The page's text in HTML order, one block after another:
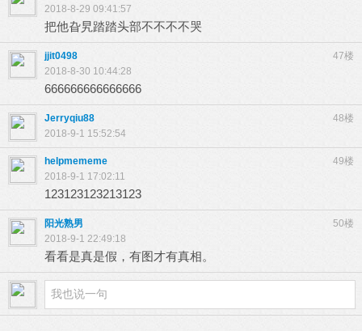
2018-8-29 09:41:57
把他旮旯踏踏头部不不不不哭
47楼
jjit0498
2018-8-30 10:44:28
666666666666666
48楼
Jerryqiu88
2018-9-1 15:52:54
49楼
helpmememe
2018-9-1 17:02:11
123123123213123
50楼
阳光熟男
2018-9-1 22:49:18
看看是真是假，有图才有真相。